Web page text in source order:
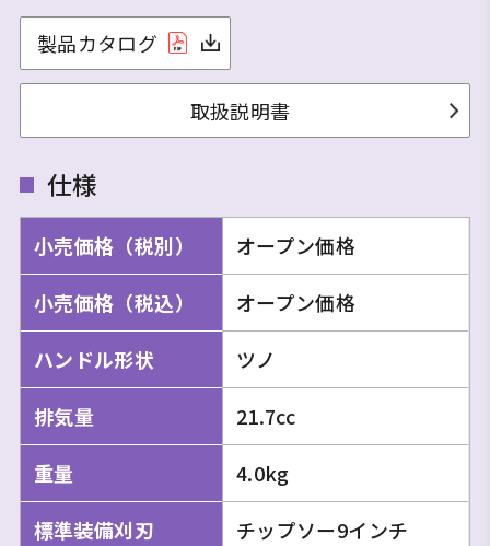
製品カタログ
取扱説明書
仕様
小売価格（税別）
オープン価格
小売価格（税込）
オープン価格
ハンドル形状
ツノ
排気量
21.7cc
重量
4.0kg
標準装備刈刃
チップソー9インチ